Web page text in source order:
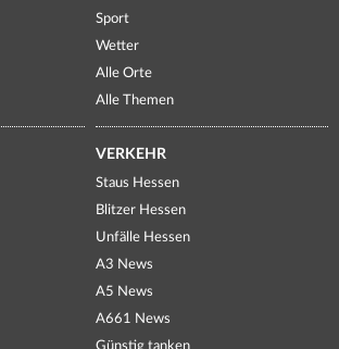
Sport
Wetter
Alle Orte
Alle Themen
VERKEHR
Staus Hessen
Blitzer Hessen
Unfälle Hessen
A3 News
A5 News
A661 News